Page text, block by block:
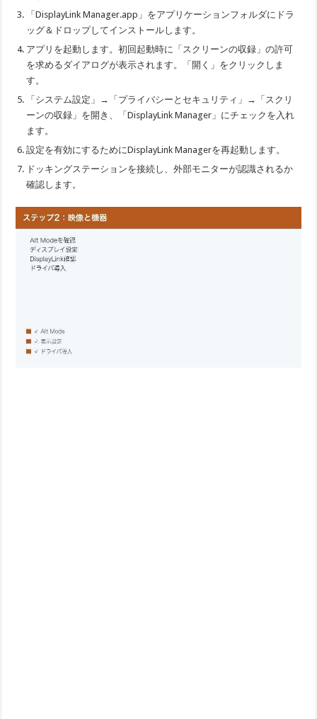
「DisplayLink Manager.app」をアプリケーションフォルダにドラ
ッグ＆ドロップしてインストールします。
アプリを起動します。初回起動時に「スクリーンの収録」の許可
を求めるダイアログが表示されます。「開く」をクリックしま
す。
「システム設定」→「プライバシーとセキュリティ」→「スクリ
ーンの収録」を開き、「DisplayLink Manager」にチェックを入れ
ます。
設定を有効にするためにDisplayLink Managerを再起動します。
ドッキングステーションを接続し、外部モニターが認識されるか
確認します。